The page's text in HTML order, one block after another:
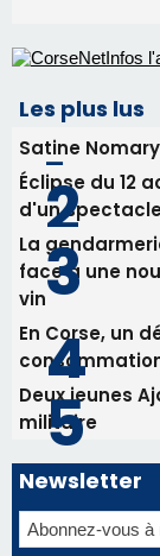
Les plus lus
Satine
Éclipse du 12
d'un
La
face à une
vin
En Corse, un
Deux jeunes
militaire
Newsletter